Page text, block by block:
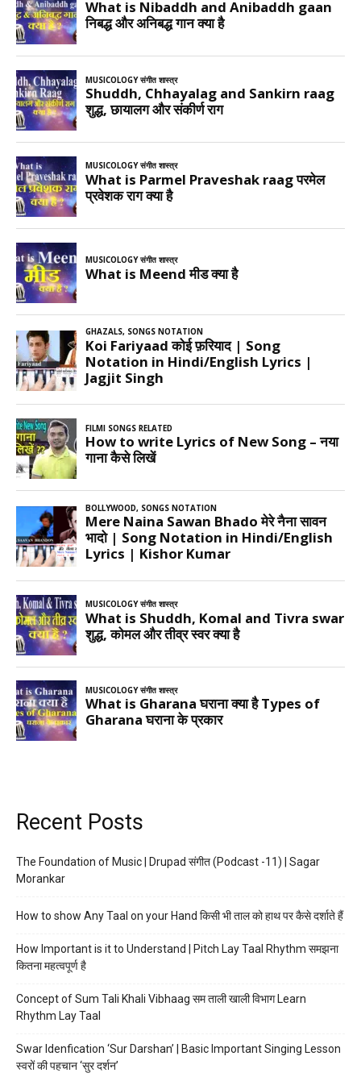
Recent Posts
The Foundation of Music | Drupad संगीत (Podcast -11) | Sagar
Morankar
How to show Any Taal on your Hand किसी भी ताल को हाथ पर कैसे दर्शाते हैं
How Important is it to Understand | Pitch Lay Taal Rhythm समझना
कितना महत्वपूर्ण है
Concept of Sum Tali Khali Vibhaag सम ताली खाली विभाग Learn
Rhythm Lay Taal
Swar Idenfication ‘Sur Darshan’ | Basic Important Singing Lesson
स्वरों की पहचान ‘सुर दर्शन’